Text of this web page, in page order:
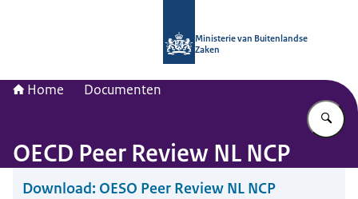
Ministerie van Buitenlandse
Zaken
Home Documenten
OECD Peer Review NL NCP
Download: OESO Peer Review NL NCP